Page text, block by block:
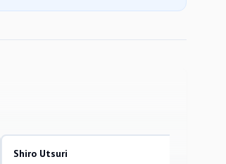
Shiro Utsuri